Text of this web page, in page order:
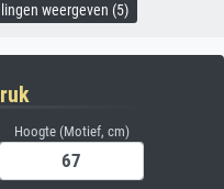
weergeven (5)
Hoogte (Motief, cm)